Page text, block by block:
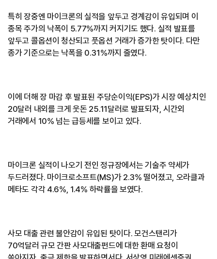
특히 장중엔 마이크론의 실적을 앞두고 경계감이 유입되며 이
종목 주가의 낙폭이 5.77%까지 커지기도 했다. 실적 발표를
앞두고 콜옵션이 청산되고 풋옵션 거래가 증가한 탓이다. 다만
종가 기준으로는 낙폭을 0.31%까지 줄였다.
이에 더해 장 마감 후 발표된 주당순이익(EPS)가 시장 예상치인
20달러 내외를 크게 웃돈 25.11달러로 발표되자, 시간외
거래에서 10% 넘는 급등세를 보이고 있다.
마이크론 실적이 나오기 전인 정규장에서는 기술주 약세가
두드러졌다. 마이크로소프트(MS)가 2.3% 떨어졌고, 오라클과
메타도 각각 4.6%, 1.4% 하락률을 보였다.
사모 대출 관련 불안감이 유입된 탓이다. 모건스탠리가
70억달러 규모 간판 사모대출펀드에 대한 환매 요청이